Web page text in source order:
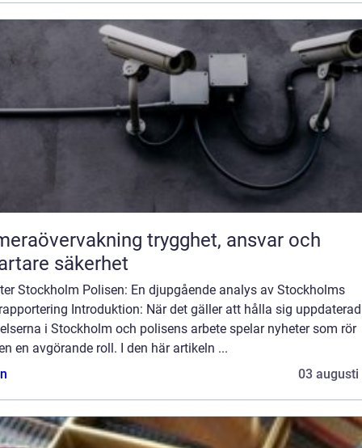
trygghet, ansvar och
säkerhet
Stockholm Polisen: En djupgående analys av Stockholms
Introduktion: När det gäller att hålla sig
i Stockholm och polisens arbete spelar nyheter som rör
en avgörande roll. I den här artikeln ...
03 augusti